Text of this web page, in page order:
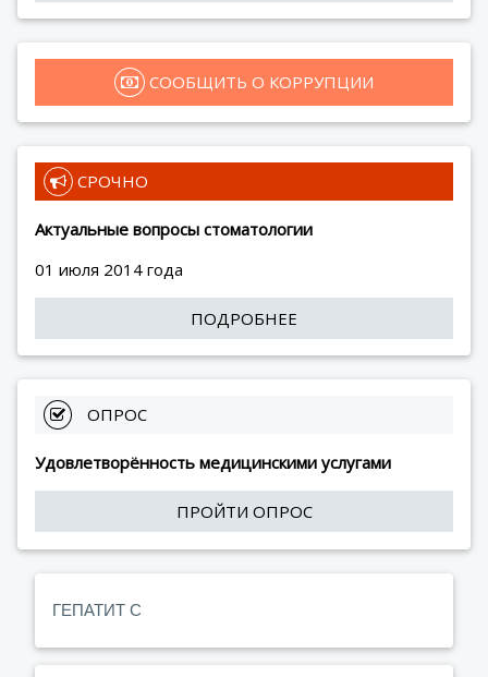
СООБЩИТЬ О КОРРУПЦИИ
СРОЧНО
Актуальные вопросы стоматологии
01 июля 2014 года
ПОДРОБНЕЕ
ОПРОС
Удовлетворённость медицинскими услугами
ПРОЙТИ ОПРОС
ГЕПАТИТ С